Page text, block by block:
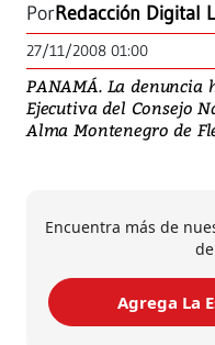
PorRedacción Digital
27/11/2008 01:00
PANAMÁ. La denuncia
Ejecutiva del Consejo
Alma Montenegro de
Encuentra más de
Agrega La